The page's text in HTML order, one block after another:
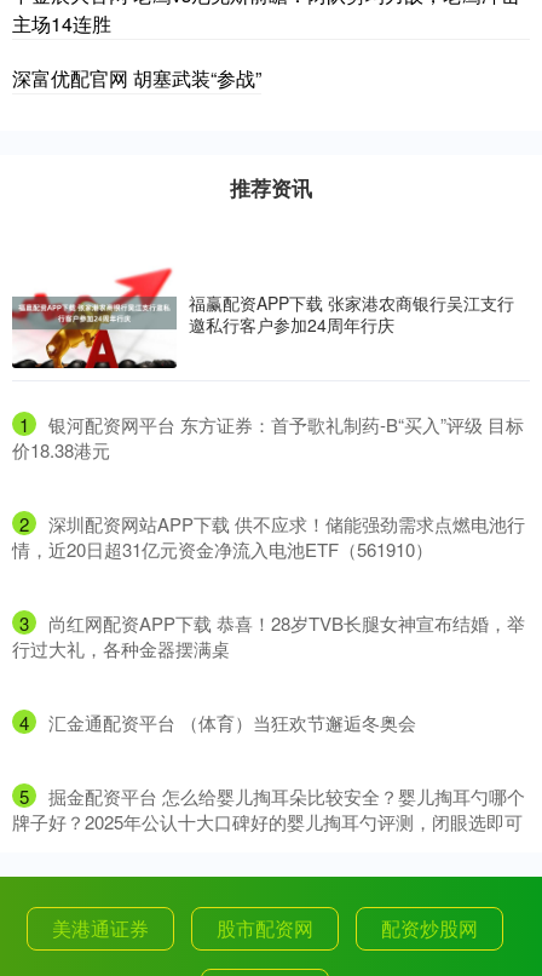
主场14连胜
深富优配官网 胡塞武装“参战”
推荐资讯
福赢配资APP下载 张家港农商银行吴江支行
邀私行客户参加24周年行庆
1
​银河配资网平台 东方证券：首予歌礼制药-B“买入”评级 目标
价18.38港元
2
​深圳配资网站APP下载 供不应求！储能强劲需求点燃电池行
情，近20日超31亿元资金净流入电池ETF（561910）
3
​尚红网配资APP下载 恭喜！28岁TVB长腿女神宣布结婚，举
行过大礼，各种金器摆满桌
4 ​汇金通配资平台 （体育）当狂欢节邂逅冬奥会
5
​掘金配资平台 怎么给婴儿掏耳朵比较安全？婴儿掏耳勺哪个
牌子好？2025年公认十大口碑好的婴儿掏耳勺评测，闭眼选即可
美港通证券 股市配资网 配资炒股网